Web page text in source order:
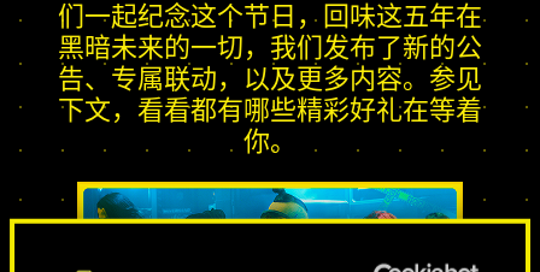
们一起纪念这个节日，回味这五年在
黑暗未来的一切，我们发布了新的公
告、专属联动，以及更多内容。参见
下文，看看都有哪些精彩好礼在等着
你。